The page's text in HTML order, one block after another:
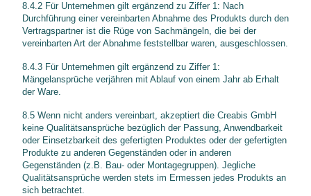
8.4.2 Für Unternehmen gilt ergänzend zu Ziffer 1: Nach
Durchführung einer vereinbarten Abnahme des Produkts durch den
Vertragspartner ist die Rüge von Sachmängeln, die bei der
vereinbarten Art der Abnahme feststellbar waren, ausgeschlossen.
8.4.3 Für Unternehmen gilt ergänzend zu Ziffer 1:
Mängelansprüche verjähren mit Ablauf von einem Jahr ab Erhalt
der Ware.
8.5 Wenn nicht anders vereinbart, akzeptiert die Creabis GmbH
keine Qualitätsansprüche bezüglich der Passung, Anwendbarkeit
oder Einsetzbarkeit des gefertigten Produktes oder der gefertigten
Produkte zu anderen Gegenständen oder in anderen
Gegenständen (z.B. Bau- oder Montagegruppen). Jegliche
Qualitätsansprüche werden stets im Ermessen jedes Produkts an
sich betrachtet.